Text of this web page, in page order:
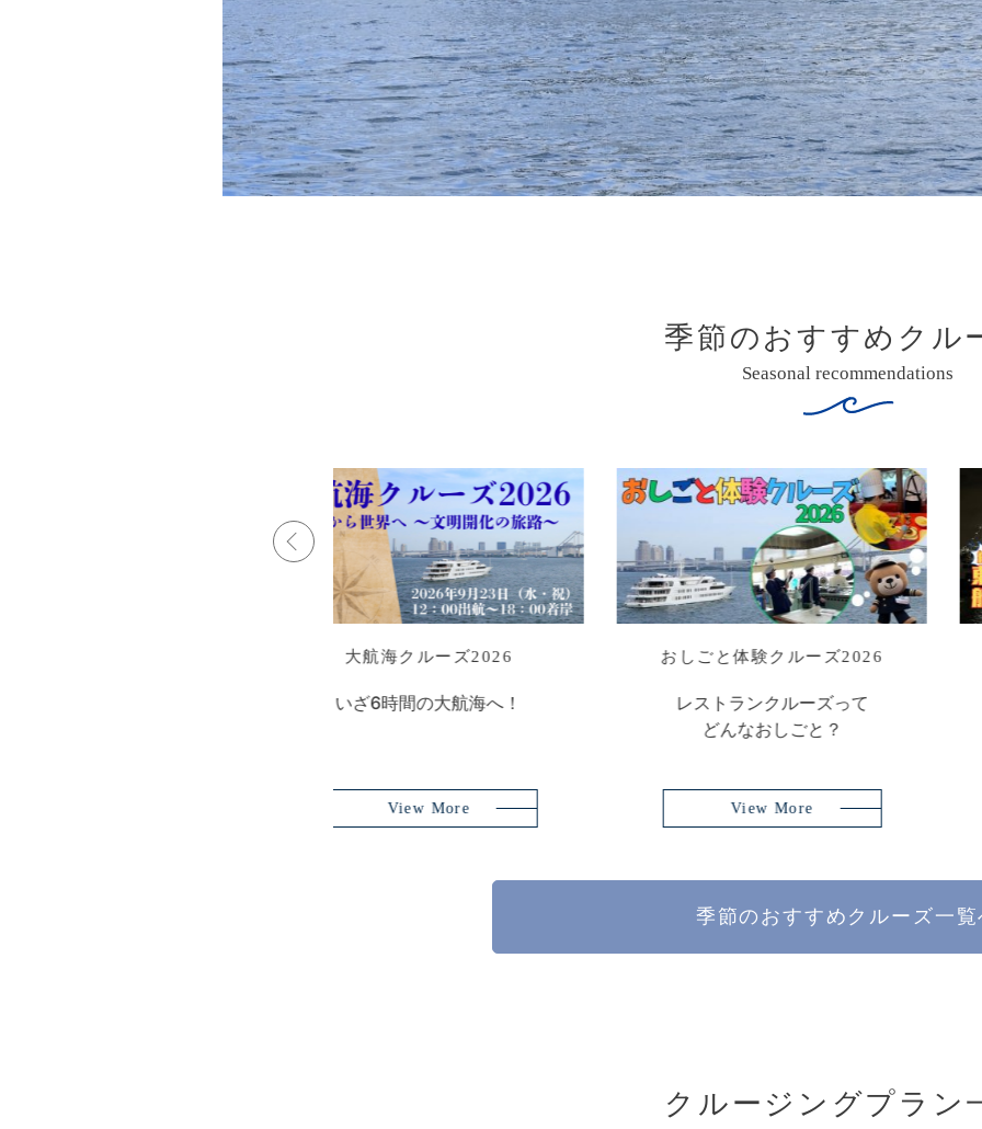
季節のおすすめクル
Seasonal recommendations
納涼！東京湾船上ビアガーデン
船上で乾杯！
View More
シャインマスカット＆葡萄アフ
【窓側確約】季節のアフタヌー
View More
季節のおすすめクルーズ一
クルージングプラン